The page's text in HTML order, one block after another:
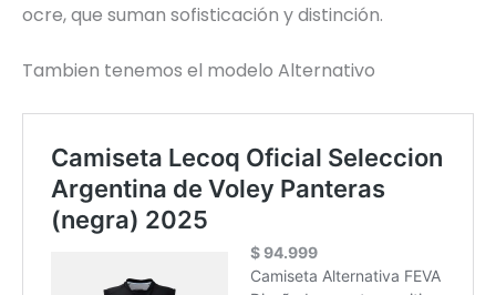
ocre, que suman sofisticación y distinción.
Tambien tenemos el modelo Alternativo